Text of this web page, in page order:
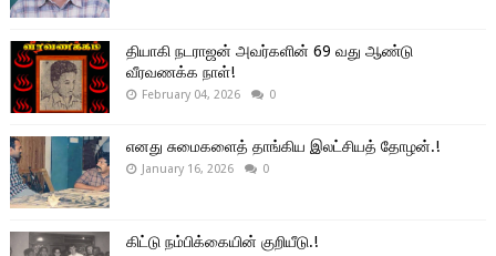
தியாகி நடராஜன் அவர்களின் 69 வது ஆண்டு
வீரவணக்க நாள்!
February 04, 2026 0
எனது சுமைகளைத் தாங்கிய இலட்சியத் தோழன்.!
January 16, 2026 0
கிட்டு நம்பிக்கையின் குறியீடு.!